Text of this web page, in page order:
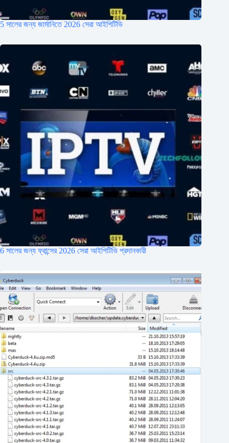
5 সালের জন্য জার্মানিতে 2026 সেরা আইপিটিভি
6 সালের জন্য ফ্রান্সের 2026 সেরা আইপিটিভি প্রদানকারী